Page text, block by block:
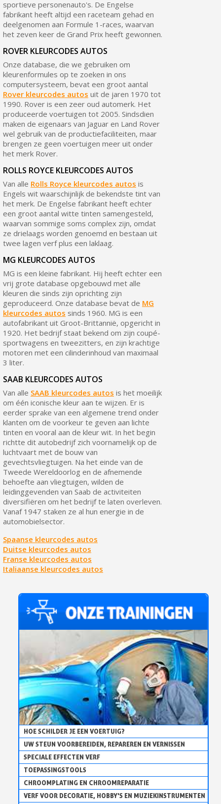
HOE SCHILDER JE EEN VOERTUIG?
UW STEUN VOORBEREIDEN, REPAREREN EN VERNISSEN
SPECIALE EFFECTEN VERF
TOEPASSINGSTOOLS
CHROOMPLATING EN CHROOMREPARATIE
VERF VOOR DECORATIE, HOBBY'S EN MUZIEKINSTRUMENTEN
sportieve personenauto's. De Engelse
fabrikant heeft altijd een raceteam gehad en
deelgenomen aan Formule 1-races, waarvan
het zeven keer de Grand Prix heeft gewonnen.
ROVER KLEURCODES AUTOS
Onze database, die we gebruiken om
kleurenformules op te zoeken in ons
computersysteem, bevat een groot aantal
Rover kleurcodes autos uit de jaren 1970 tot
1990. Rover is een zeer oud automerk. Het
produceerde voertuigen tot 2005. Sindsdien
maken de eigenaars van Jaguar en Land Rover
wel gebruik van de productiefaciliteiten, maar
brengen ze geen voertuigen meer uit onder
het merk Rover.
ROLLS ROYCE KLEURCODES AUTOS
Van alle Rolls Royce kleurcodes autos is
Engels wit waarschijnlijk de bekendste tint van
het merk. De Engelse fabrikant heeft echter
een groot aantal witte tinten samengesteld,
waarvan sommige soms complex zijn, omdat
ze drielaags worden genoemd en bestaan uit
twee lagen verf plus een laklaag.
MG KLEURCODES AUTOS
MG is een kleine fabrikant. Hij heeft echter een
vrij grote database opgebouwd met alle
kleuren die sinds zijn oprichting zijn
geproduceerd. Onze database bevat de MG
kleurcodes autos sinds 1960. MG is een
autofabrikant uit Groot-Brittannië, opgericht in
1920. Het bedrijf staat bekend om zijn coupé-
sportwagens en tweezitters, en zijn krachtige
motoren met een cilinderinhoud van maximaal
3 liter.
SAAB KLEURCODES AUTOS
Van alle SAAB kleurcodes autos is het moeilijk
om één iconische kleur aan te wijzen. Er is
eerder sprake van een algemene trend onder
klanten om de voorkeur te geven aan lichte
tinten en vooral aan de kleur wit. In het begin
richtte dit autobedrijf zich voornamelijk op de
luchtvaart met de bouw van
gevechtsvliegtuigen. Na het einde van de
Tweede Wereldoorlog en de afnemende
behoefte aan vliegtuigen, wilden de
leidinggevenden van Saab de activiteiten
diversifiëren om het bedrijf te laten overleven.
Vanaf 1947 staken ze al hun energie in de
automobielsector.
Spaanse kleurcodes autos
Duitse kleurcodes autos
Franse kleurcodes autos
Italiaanse kleurcodes autos